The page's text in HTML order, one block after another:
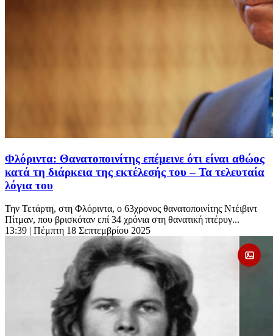
Φλόριντα: Θανατοποινίτης επέμεινε ότι είναι αθώος
κατά τη διάρκεια της εκτέλεσής του – Τα τελευταία
λόγια του
Την Τετάρτη, στη Φλόριντα, ο 63χρονος θανατοποινίτης Ντέιβιντ
Πίτμαν, που βρισκόταν επί 34 χρόνια στη θανατική πτέρυγ...
13:39 | Πέμπτη 18 Σεπτεμβρίου 2025